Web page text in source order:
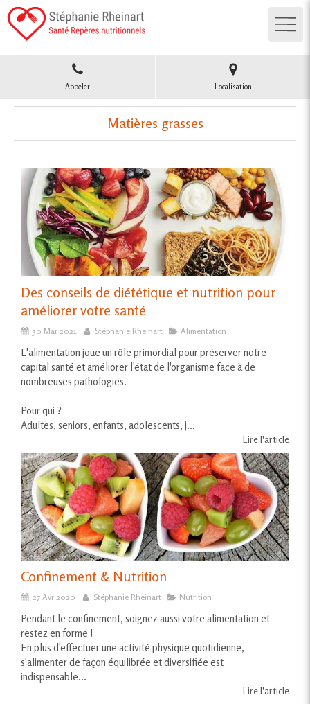
Appeler Localisation
Matières grasses
Des conseils de diététique et nutrition pour
améliorer votre santé
30 Mar 2021 Stéphanie Rheinart Alimentation
L'alimentation joue un rôle primordial pour préserver notre
capital santé et améliorer l'état de l'organisme face à de
nombreuses pathologies.
Pour qui ?
Adultes, seniors, enfants, adolescents, j...
Lire l'article
Confinement & Nutrition
27 Avr 2020 Stéphanie Rheinart Nutrition
Pendant le confinement, soignez aussi votre alimentation et
restez en forme !
En plus d'effectuer une activité physique quotidienne,
s'alimenter de façon équilibrée et diversifiée est
indispensable...
Lire l'article